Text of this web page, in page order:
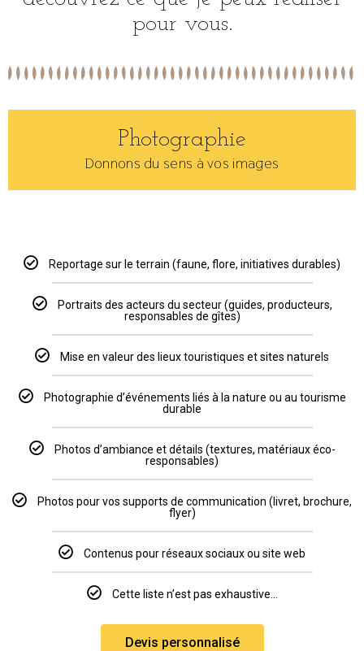
pour vous.
Photographie
Donnons du sens à vos images
Reportage sur le terrain (faune, flore, initiatives durables)
Portraits des acteurs du secteur (guides, producteurs,
responsables de gîtes)
Mise en valeur des lieux touristiques et sites naturels
Photographie d’événements liés à la nature ou au tourisme
durable
Photos d’ambiance et détails (textures, matériaux éco-
responsables)
Photos pour vos supports de communication (livret, brochure,
flyer)
Contenus pour réseaux sociaux ou site web
Cette liste n’est pas exhaustive...
Devis personnalisé